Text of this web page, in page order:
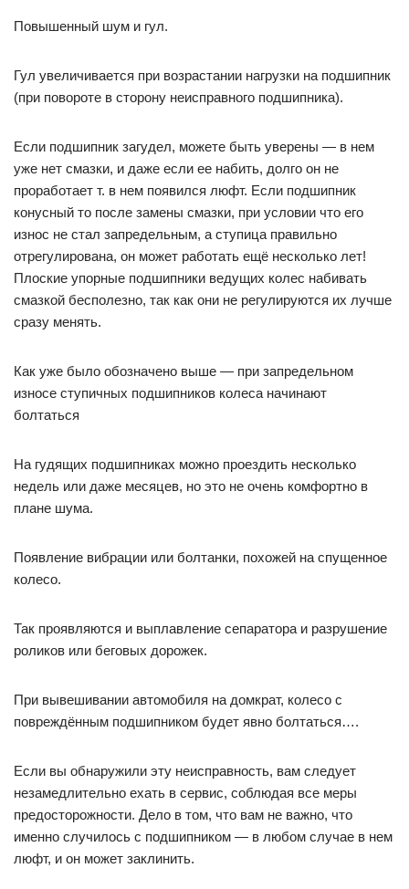
Повышенный шум и гул.
Гул увеличивается при возрастании нагрузки на подшипник
(при повороте в сторону неисправного подшипника).
Если подшипник загудел, можете быть уверены — в нем
уже нет смазки, и даже если ее набить, долго он не
проработает т. в нем появился люфт. Если подшипник
конусный то после замены смазки, при условии что его
износ не стал запредельным, а ступица правильно
отрегулирована, он может работать ещё несколько лет!
Плоские упорные подшипники ведущих колес набивать
смазкой бесполезно, так как они не регулируются их лучше
сразу менять.
Как уже было обозначено выше — при запредельном
износе ступичных подшипников колеса начинают
болтаться
На гудящих подшипниках можно проездить несколько
недель или даже месяцев, но это не очень комфортно в
плане шума.
Появление вибрации или болтанки, похожей на спущенное
колесо.
Так проявляются и выплавление сепаратора и разрушение
роликов или беговых дорожек.
При вывешивании автомобиля на домкрат, колесо с
повреждённым подшипником будет явно болтаться….
Если вы обнаружили эту неисправность, вам следует
незамедлительно ехать в сервис, соблюдая все меры
предосторожности. Дело в том, что вам не важно, что
именно случилось с подшипником — в любом случае в нем
люфт, и он может заклинить.